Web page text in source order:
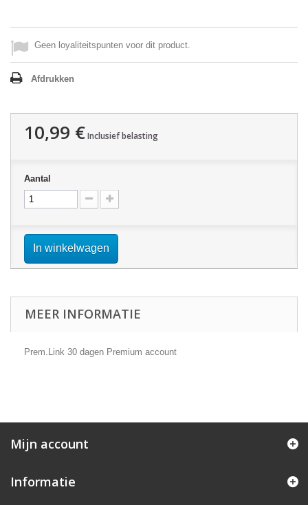
Geen loyaliteitspunten voor dit product.
Afdrukken
10,99 €Inclusief belasting
Aantal
In winkelwagen
MEER INFORMATIE
Prem.Link 30 dagen Premium account
Mijn account
Informatie